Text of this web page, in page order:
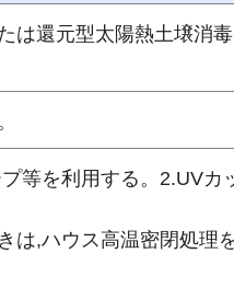
は還元型太陽熱土壌消
等を利用する。2.UVカ
は,ハウス高温密閉処理